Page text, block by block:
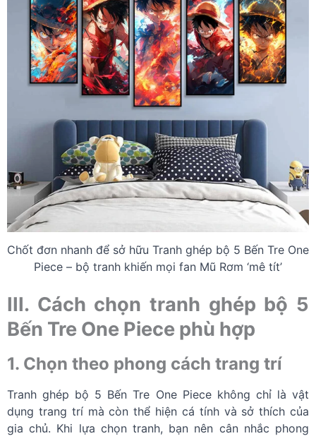
Chốt đơn nhanh để sở hữu Tranh ghép bộ 5 Bến Tre One
Piece – bộ tranh khiến mọi fan Mũ Rơm ‘mê tít’
III. Cách chọn tranh ghép bộ 5
Bến Tre One Piece phù hợp
1. Chọn theo phong cách trang trí
Tranh ghép bộ 5 Bến Tre One Piece không chỉ là vật
dụng trang trí mà còn thể hiện cá tính và sở thích của
gia chủ. Khi lựa chọn tranh, bạn nên cân nhắc phong